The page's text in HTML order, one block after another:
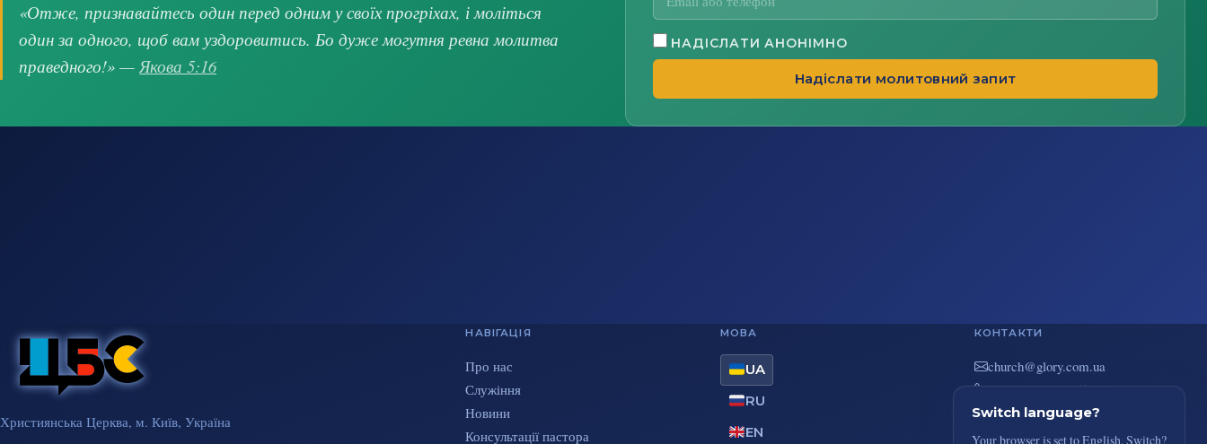
«Отже, признавайтесь один перед одним у своїх прогріхах, і моліться
один за одного, щоб вам уздоровитись. Бо дуже могутня ревна молитва
праведного!» —Якова 5:16
НАДІСЛАТИ АНОНІМНО
Надіслати молитовний запит
Християнська Церква, м. Київ, Україна
НАВІГАЦІЯ
Про нас
Служіння
Новини
Консультації пастора
МОВА
UA
RU
EN
КОНТАКТИ
au.moc.yrolg@hcruhc
+38(044) 383-73-51
вул. В. Покотила 7/2, Київ
Switch language?
Your browser is set to English. Switch?